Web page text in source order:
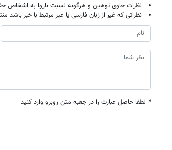
نظرات حاوی توهین و هرگونه نسبت ناروا به اشخاص
نظراتی که غیر از زبان فارسی یا غیر مرتبط با خبر باشد
* لطفا حاصل عبارت را در جعبه متن روبرو وارد کنید